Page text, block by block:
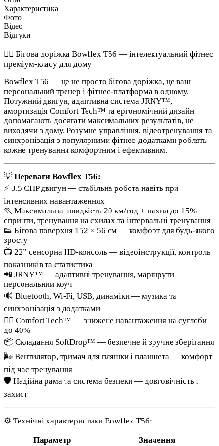
Характеристика
Фото
Відео
Відгуки
🏃‍♀️ Бігова доріжка Bowflex T56 — інтелектуальний фітнес
преміум-класу для дому
Bowflex T56 — це не просто бігова доріжка, це ваш
персональний тренер і фітнес-платформа в одному.
Потужний двигун, адаптивна система JRNY™,
амортизація Comfort Tech™ та ергономічний дизайн
допомагають досягати максимальних результатів, не
виходячи з дому. Розумне управління, відеотренування та
синхронізація з популярними фітнес-додатками роблять
кожне тренування комфортним і ефективним.
💡Переваги Bowflex T56:
⚡ 3.5 CHP двигун — стабільна робота навіть при
інтенсивних навантаженнях
🏃 Максимальна швидкість 20 км/год + нахил до 15% —
спринти, тренування на схилах та інтервальні тренування
👟 Бігова поверхня 152 × 56 см — комфорт для будь-якого
зросту
📺 22” сенсорна HD-консоль — відеоінструкції, контроль
показників та статистика
📲 JRNY™ — адаптивні тренування, маршрути,
персональний коуч
🔊 Bluetooth, Wi-Fi, USB, динаміки — музика та
синхронізація з додатками
🧘‍♂️ Comfort Tech™ — знижене навантаження на суглоби
до 40%
📦 Складання SoftDrop™ — безпечне й зручне зберігання
🌬️ Вентилятор, тримач для пляшки і планшета — комфорт
під час тренування
🛡️ Надійна рама та система безпеки — довговічність і
захист
⚙️ Технічні характеристики Bowflex T56:
Параметр
Значення